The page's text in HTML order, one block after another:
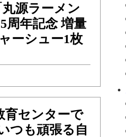
源ラーメン
周年記念 増量
ーシュー1枚
育センターで
つも頑張る自